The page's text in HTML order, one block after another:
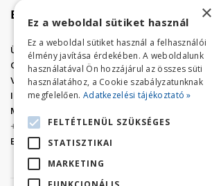
Elérhetőség
Üzletünk címe:
Szolnok, Vércse út 17.
Golf Center Áruház:06 (56) 423-324
VÁR-Kert Áruház: 06 (56) 429-771
Iroda:06 (56) 421-857
Megrendelés, termék információ:
+36 (70) 938-3356
E-mail:
golfaruhaz@gmail.com
×
Ez a weboldal sütiket használ
Ez a weboldal sütiket használ a felhasználói
élmény javítása érdekében. A weboldalunk
használatával Ön hozzájárul az összes süti
használatához, a Cookie szabályzatunknak
megfelelően. Adatkezelési tájékoztató »
FELTÉTLENÜL SZÜKSÉGES
STATISZTIKAI
MARKETING